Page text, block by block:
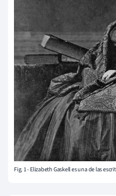
Fig. 1 - Elizabeth Gaskell es una de las